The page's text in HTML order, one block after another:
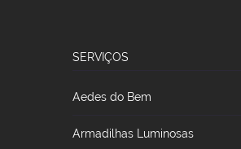
SERVIÇOS
Aedes do Bem
Armadilhas Luminosas